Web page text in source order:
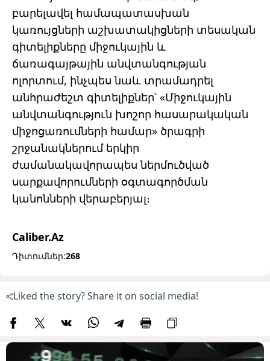
բարելավել համապատասխան
կառույցների աշխատակիցների տեսական
գիտելիքները միջուկային և
ճառագայթային անվտանգության
ոլորտում, ինչպես նաև տրամադրել
անհրաժեշտ գիտելիքներ՝ «Միջուկային
անվտանգություն խոշոր հասարակական
միջոցառումների համար» ծրագրի
շրջանակներում երկիր
ժամանակավորապես ներմուծված
սարքավորումների օգտագործման
կանոնների վերաբերյալ։
Caliber.Az
Դիտումներ:268
Liked the story? Share it on social media!